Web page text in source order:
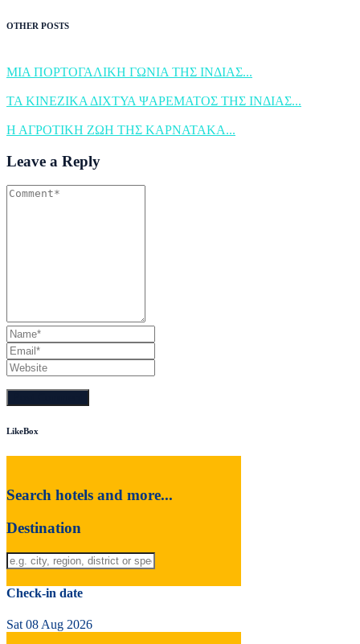
OTHER POSTS
ΜΙΑ ΠΟΡΤΟΓΑΛΙΚΗ ΓΩΝΙΑ ΤΗΣ ΙΝΔΙΑΣ...
ΤΑ ΚΙΝΕΖΙΚΑ ΔΙΧΤΥΑ ΨΑΡΕΜΑΤΟΣ ΤΗΣ ΙΝΔΙΑΣ...
Η ΑΓΡΟΤΙΚΗ ΖΩΗ ΤΗΣ ΚΑΡΝΑΤΑΚΑ...
Leave a Reply
LikeBox
Search hotels and more...
Destination
Check-in date
Sat 08 Aug 2026